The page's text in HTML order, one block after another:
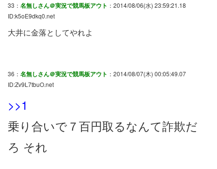
33： 名無しさん＠実況で競馬板アウト ：2014/08/06(水) 23:59:21.18
ID:k5oE9dkq0.net
大井に金落としてやれよ
36： 名無しさん＠実況で競馬板アウト ：2014/08/07(木) 00:05:49.07
ID:Zv9L7tbuO.net
>>1
乗り合いで７百円取るなんて詐欺だ
ろ それ